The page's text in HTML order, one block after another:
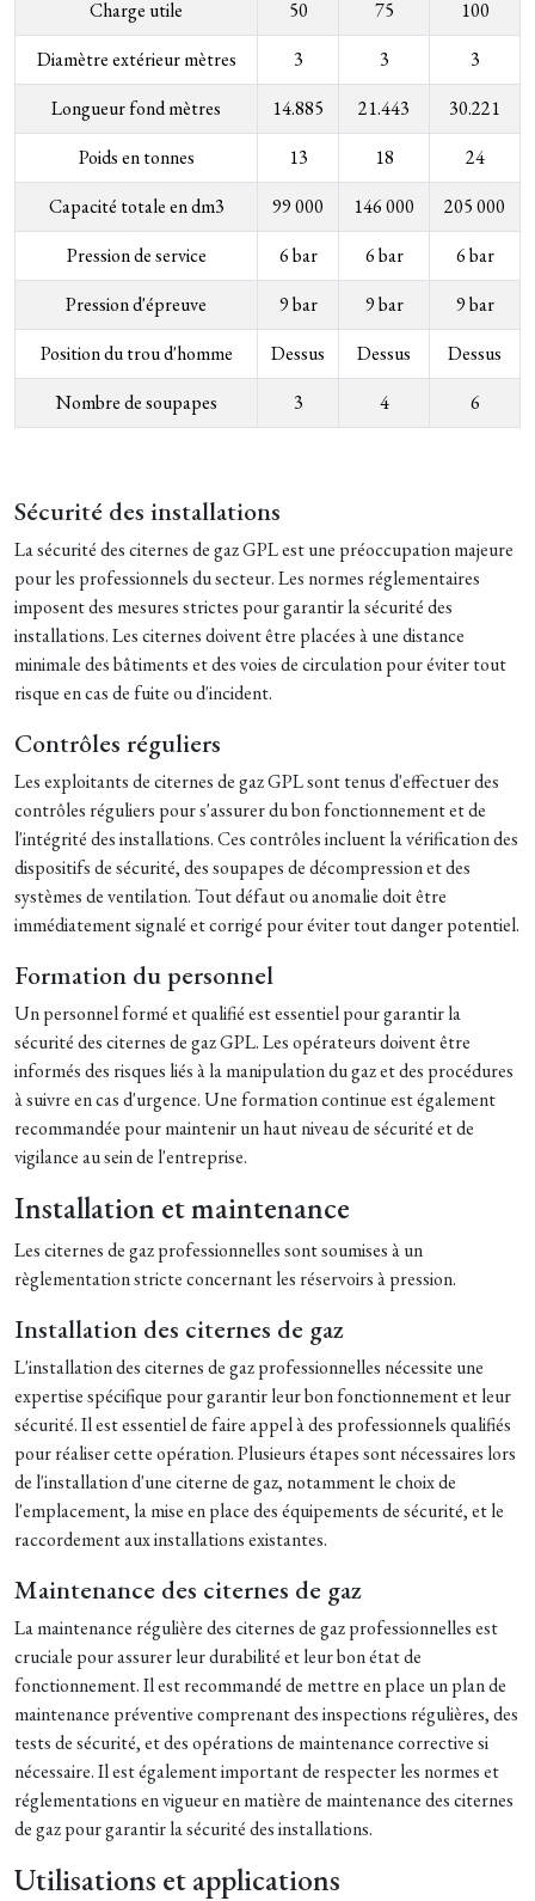
Charge utile 50 75
100
Diamètre extérieur mètres
3 3
3
Longueur fond mètres
14.885 21.443
30.221
Poids en tonnes
13 18
24
Capacité totale en dm3
99 000 146 000
205 000
Pression de service
6 bar 6 bar
6 bar
Pression d'épreuve
9 bar 9 bar
9 bar
Position du trou d'homme
Dessus Dessus
Dessus
Nombre de soupapes
3 4 6
Sécurité des installations
La sécurité des citernes de gaz GPL est une préoccupation majeure
pour les professionnels du secteur. Les normes réglementaires
imposent des mesures strictes pour garantir la sécurité des
installations. Les citernes doivent être placées à une distance
minimale des bâtiments et des voies de circulation pour éviter tout
risque en cas de fuite ou d'incident.
Contrôles réguliers
Les exploitants de citernes de gaz GPL sont tenus d'effectuer des
contrôles réguliers pour s'assurer du bon fonctionnement et de
l'intégrité des installations. Ces contrôles incluent la vérification des
dispositifs de sécurité, des soupapes de décompression et des
systèmes de ventilation. Tout défaut ou anomalie doit être
immédiatement signalé et corrigé pour éviter tout danger potentiel.
Formation du personnel
Un personnel formé et qualifié est essentiel pour garantir la
sécurité des citernes de gaz GPL. Les opérateurs doivent être
informés des risques liés à la manipulation du gaz et des procédures
à suivre en cas d'urgence. Une formation continue est également
recommandée pour maintenir un haut niveau de sécurité et de
vigilance au sein de l'entreprise.
Installation et maintenance
Les citernes de gaz professionnelles sont soumises à un
règlementation stricte concernant les réservoirs à pression.
Installation des citernes de gaz
L'installation des citernes de gaz professionnelles nécessite une
expertise spécifique pour garantir leur bon fonctionnement et leur
sécurité. Il est essentiel de faire appel à des professionnels qualifiés
pour réaliser cette opération. Plusieurs étapes sont nécessaires lors
de l'installation d'une citerne de gaz, notamment le choix de
l'emplacement, la mise en place des équipements de sécurité, et le
raccordement aux installations existantes.
Maintenance des citernes de gaz
La maintenance régulière des citernes de gaz professionnelles est
cruciale pour assurer leur durabilité et leur bon état de
fonctionnement. Il est recommandé de mettre en place un plan de
maintenance préventive comprenant des inspections régulières, des
tests de sécurité, et des opérations de maintenance corrective si
nécessaire. Il est également important de respecter les normes et
réglementations en vigueur en matière de maintenance des citernes
de gaz pour garantir la sécurité des installations.
Utilisations et applications